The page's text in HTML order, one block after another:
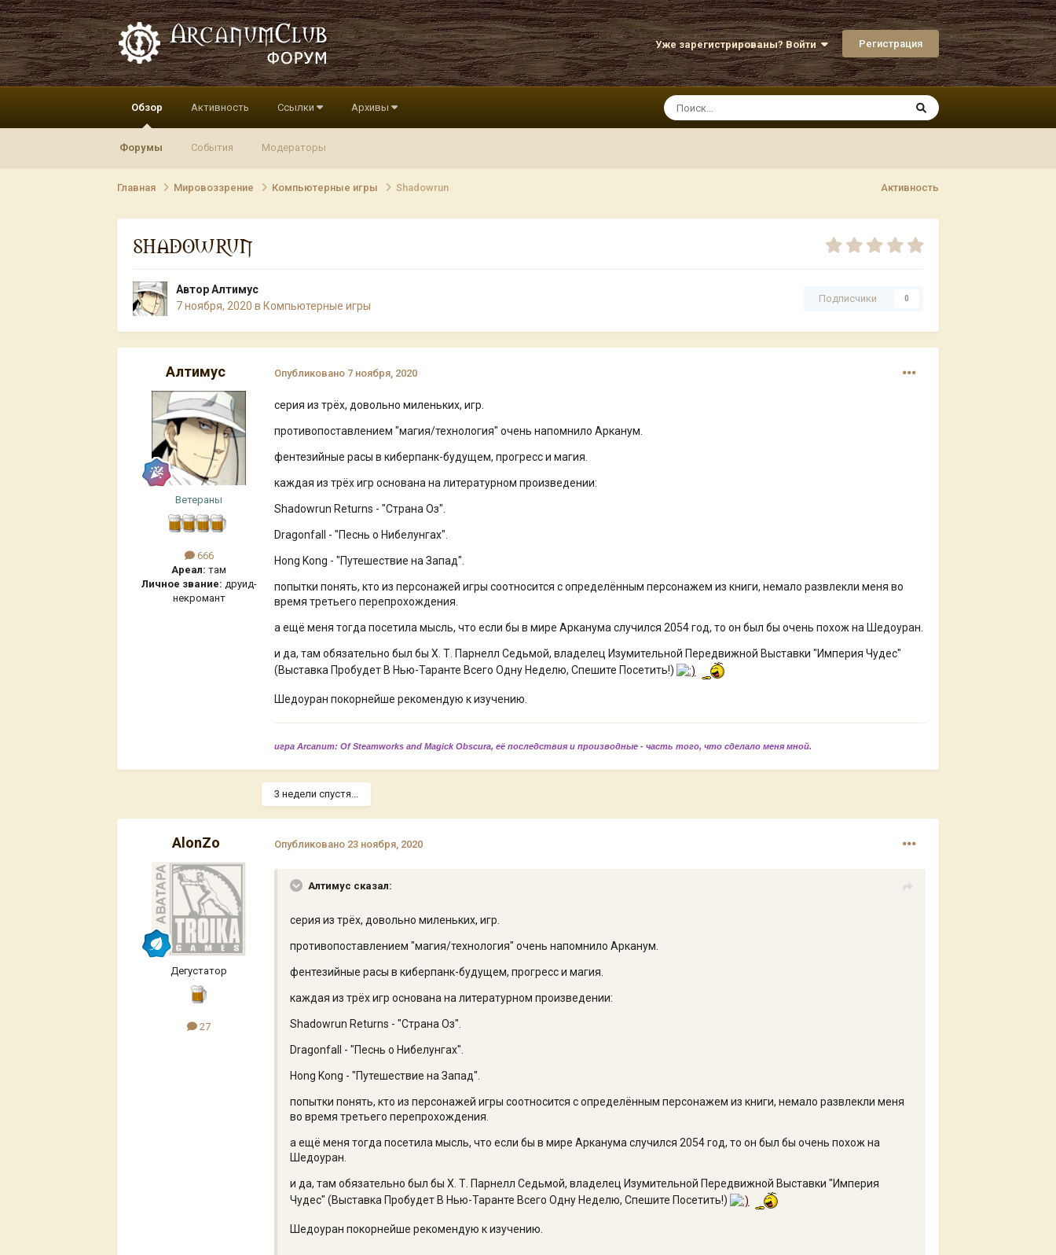
Уже зарегистрированы? Войти Регистрация
Обзор
Форумы События Модераторы
Активность Ссылки Архивы
Активность
Главная Мировоззрение Компьютерные игры Shadowrun
SHADOWRUN
АвторАлтимус
7 ноября, 2020 в Компьютерные игры
Подписчики 0
Алтимус
Ветераны
666
Ареал: там
Личное звание: друид-
некромант
Опубликовано 7 ноября, 2020
серия из трёх, довольно миленьких, игр.
противопоставлением "магия/технология" очень напомнило Арканум.
фентезийные расы в киберпанк-будущем, прогресс и магия.
каждая из трёх игр основана на литературном произведении:
Shadowrun Returns - "Страна Оз".
Dragonfall - "Песнь о Нибелунгах".
Hong Kong - "Путешествие на Запад".
попытки понять, кто из персонажей игры соотносится с определённым персонажем из книги, немало развлекли меня во
время третьего перепрохождения.
а ещё меня тогда посетила мысль, что если бы в мире Арканума случился 2054 год, то он был бы очень похож на Шедоуран.
и да, там обязательно был бы Х. Т. Парнелл Седьмой, владелец Изумительной Передвижной Выставки "Империя Чудес"
(Выставка Пробудет В Нью-Таранте Всего Одну Неделю, Спешите Посетить!)
Шедоуран покорнейше рекомендую к изучению.
игра Arcanum: Of Steamworks and Magick Obscura, её последствия и производные - часть того, что сделало меня мной.
3 недели спустя...
AlonZo
Дегустатор
27
Опубликовано 23 ноября, 2020
Алтимус сказал:
серия из трёх, довольно миленьких, игр.
противопоставлением "магия/технология" очень напомнило Арканум.
фентезийные расы в киберпанк-будущем, прогресс и магия.
каждая из трёх игр основана на литературном произведении:
Shadowrun Returns - "Страна Оз".
Dragonfall - "Песнь о Нибелунгах".
Hong Kong - "Путешествие на Запад".
попытки понять, кто из персонажей игры соотносится с определённым персонажем из книги, немало развлекли меня
во время третьего перепрохождения.
а ещё меня тогда посетила мысль, что если бы в мире Арканума случился 2054 год, то он был бы очень похож на
Шедоуран.
и да, там обязательно был бы Х. Т. Парнелл Седьмой, владелец Изумительной Передвижной Выставки "Империя
Чудес" (Выставка Пробудет В Нью-Таранте Всего Одну Неделю, Спешите Посетить!)
Шедоуран покорнейше рекомендую к изучению.